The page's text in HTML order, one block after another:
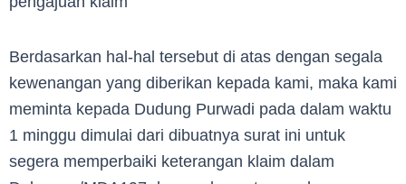
Berdasarkan hal-hal tersebut di atas dengan segala
kewenangan yang diberikan kepada kami, maka kami
meminta kepada Dudung Purwadi pada dalam waktu
1 minggu dimulai dari dibuatnya surat ini untuk
segera memperbaiki keterangan klaim dalam